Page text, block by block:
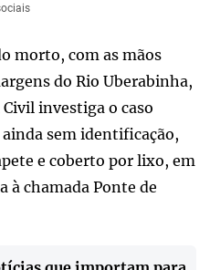
morto, com as mãos
do Rio Uberabinha,
investiga o caso
sem identificação,
e coberto por lixo, em
à chamada Ponte de